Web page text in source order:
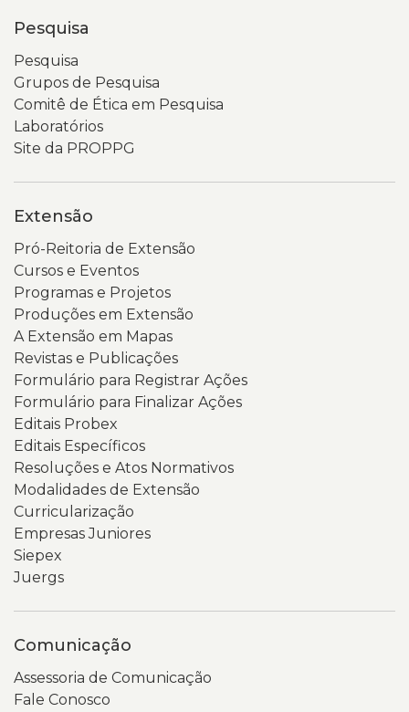
Pesquisa
Pesquisa
Grupos de Pesquisa
Comitê de Ética em Pesquisa
Laboratórios
Site da PROPPG
Extensão
Pró-Reitoria de Extensão
Cursos e Eventos
Programas e Projetos
Produções em Extensão
A Extensão em Mapas
Revistas e Publicações
Formulário para Registrar Ações
Formulário para Finalizar Ações
Editais Probex
Editais Específicos
Resoluções e Atos Normativos
Modalidades de Extensão
Curricularização
Empresas Juniores
Siepex
Juergs
Comunicação
Assessoria de Comunicação
Fale Conosco